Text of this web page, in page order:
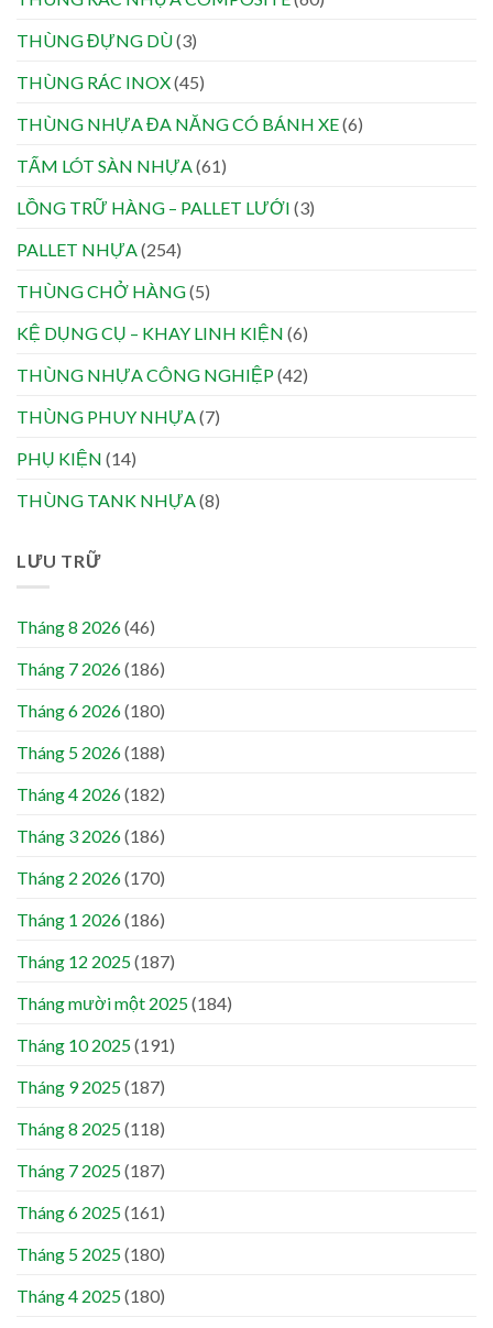
THÙNG ĐỰNG DÙ(3)
THÙNG RÁC INOX(45)
THÙNG NHỰA ĐA NĂNG CÓ BÁNH XE(6)
TẤM LÓT SÀN NHỰA(61)
LỒNG TRỮ HÀNG – PALLET LƯỚI (3)
PALLET NHỰA(254)
THÙNG CHỞ HÀNG(5)
KỆ DỤNG CỤ – KHAY LINH KIỆN (6)
THÙNG NHỰA CÔNG NGHIỆP(42)
THÙNG PHUY NHỰA(7)
PHỤ KIỆN (14)
THÙNG TANK NHỰA(8)
LƯU TRỮ
Tháng 8 2026(46)
Tháng 7 2026(186)
Tháng 6 2026(180)
Tháng 5 2026(188)
Tháng 4 2026(182)
Tháng 3 2026(186)
Tháng 2 2026(170)
Tháng 1 2026(186)
Tháng 12 2025(187)
Tháng mười một 2025(184)
Tháng 10 2025(191)
Tháng 9 2025(187)
Tháng 8 2025(118)
Tháng 7 2025(187)
Tháng 6 2025(161)
Tháng 5 2025(180)
Tháng 4 2025(180)